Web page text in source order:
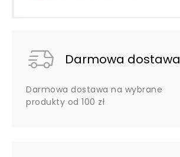
Darmowa dostawa
Darmowa dostawa na wybrane
produkty od 100 zł